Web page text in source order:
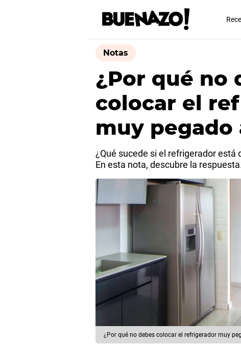
Notas
¿Por qué no
colocar el
muy pegado
¿Qué sucede si el refrigerador está
En esta nota, descubre la
¿Por qué no debes colocar el refrigerador muy